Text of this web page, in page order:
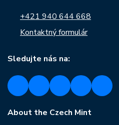
+421 940 644 668
Kontaktný formulár
Sledujte nás na:
About the Czech Mint